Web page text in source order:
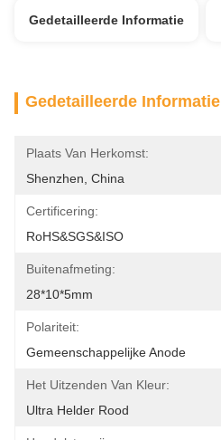
Gedetailleerde Informatie
Gedetailleerde Informatie
Plaats Van Herkomst:
Shenzhen, China
Certificering:
RoHS&SGS&ISO
Buitenafmeting:
28*10*5mm
Polariteit:
Gemeenschappelijke Anode
Het Uitzenden Van Kleur:
Ultra Helder Rood